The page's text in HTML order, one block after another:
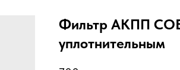
Фильтр АКПП
уплотнительным